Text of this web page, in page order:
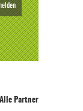
Alle Partner